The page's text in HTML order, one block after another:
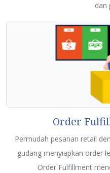
dan
Order
Permudah pesanan retail
gudang menyiapkan order
Order Fulfillment